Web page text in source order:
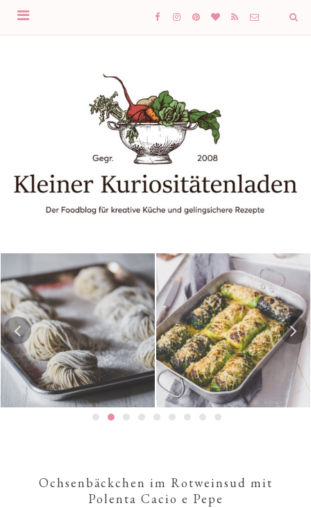
Risotto-Wirsing-Rouladen
Gedämpfte
子 / 饺
Ochsenbäckchen im Rotweinsud mit
Polenta Cacio e Pepe